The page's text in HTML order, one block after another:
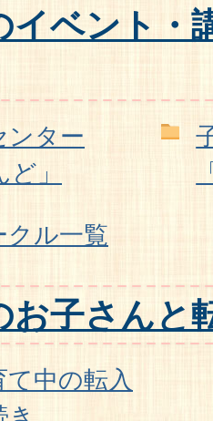
イベント・
ンター
」
クル一覧
お子さんと
中の転入